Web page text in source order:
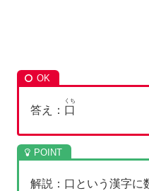
答え： 口
くち
解説：口という漢字に